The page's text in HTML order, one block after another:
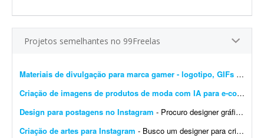
Projetos semelhantes no 99Freelas
Materiais de divulgação para marca gamer - logotipo, GIFs e banners
Criação de imagens de produtos de moda com IA para e-commerce
Design para postagens no Instagram - Procuro designer gráfico para me ajudar nas postagens do meu Instagram profissional. Algumas já foram feitas por mim, mas precisam ser melhoradas. Algumas pretendo manter como est&ati...
Criação de artes para Instagram - Busco um designer para criação de artes para o Instagram. O designer receberá um calendário editorial já pronto, com direcionamento de headlines, subheadlines e ...